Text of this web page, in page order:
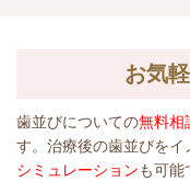
お気
歯並びについての無料相
す。治療後の歯並びをイ
シミュレーションも可能